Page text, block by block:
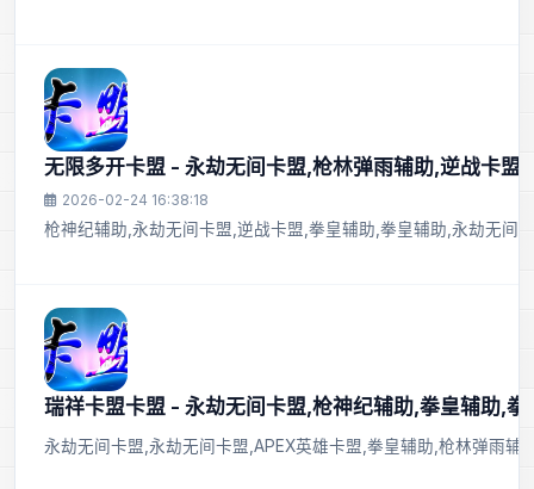
无限多开卡盟 - 永劫无间卡盟,枪林弹雨辅助,逆战卡盟,
2026-02-24 16:38:18
枪神纪辅助,永劫无间卡盟,逆战卡盟,拳皇辅助,拳皇辅助,永劫无间
瑞祥卡盟卡盟 - 永劫无间卡盟,枪神纪辅助,拳皇辅助,拳
永劫无间卡盟,永劫无间卡盟,APEX英雄卡盟,拳皇辅助,枪林弹雨辅